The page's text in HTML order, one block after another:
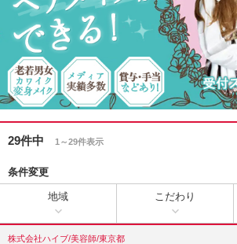
29件中 1～29件表示
条件変更
地域 こだわり
株式会社ハイブ/美容師/東京都